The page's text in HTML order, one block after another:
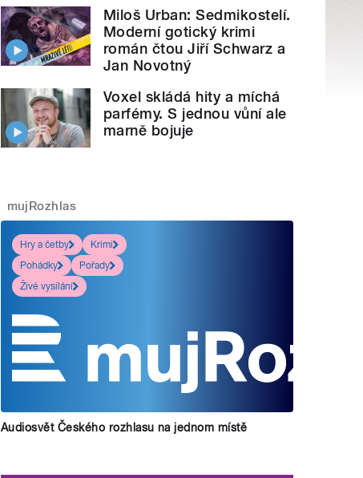
Miloš Urban: Sedmikostelí.
Moderní gotický krimi
román čtou Jiří Schwarz a
Jan Novotný
Voxel skládá hity a míchá
parfémy. S jednou vůní ale
marně bojuje
mujRozhlas
Hry a četby
Krimi
Pohádky
Pořady
Živé vysílání
Audiosvět Českého rozhlasu na jednom místě